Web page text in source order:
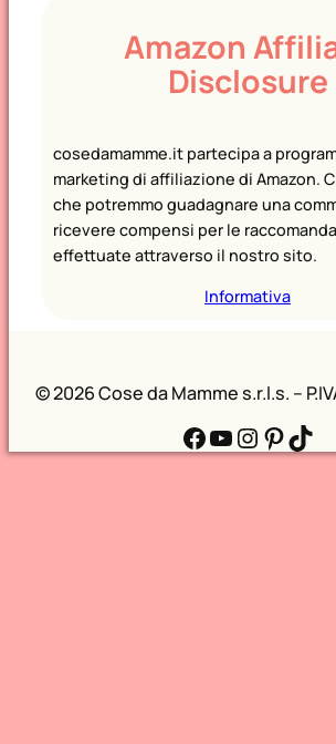
Amazon
Disclosure
cosedamamme.it partecipa a
marketing di affiliazione di Amazon.
che potremmo guadagnare una
ricevere compensi per le
effettuate attraverso il nostro sito.
Informativa
©2026 Cose da Mamme s.r.l.s. –
Facebook YouTube Instagram Pinterest TikTok